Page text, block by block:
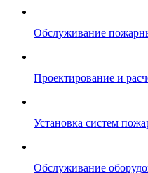
Обслуживание
Проектирование и
Установка систем
Обслуживание